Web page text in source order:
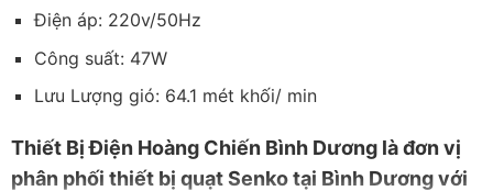
Điện áp: 220v/50Hz
Công suất: 47W
Lưu Lượng gió: 64.1 mét khối/ min
Thiết Bị Điện Hoàng Chiến Bình Dương là đơn vị
phân phối thiết bị quạt Senko tại Bình Dương với